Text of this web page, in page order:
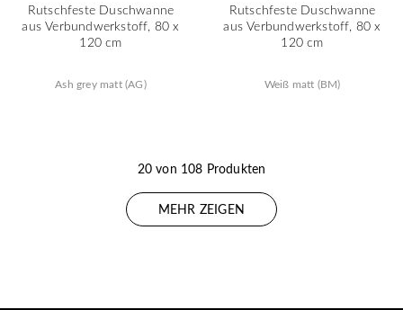
Rutschfeste Duschwanne
aus Verbundwerkstoff, 80 x
120 cm
Ash grey matt (AG)
Rutschfeste Duschwanne
aus Verbundwerkstoff, 80 x
120 cm
Weiß matt (BM)
20 von 108 Produkten
MEHR ZEIGEN